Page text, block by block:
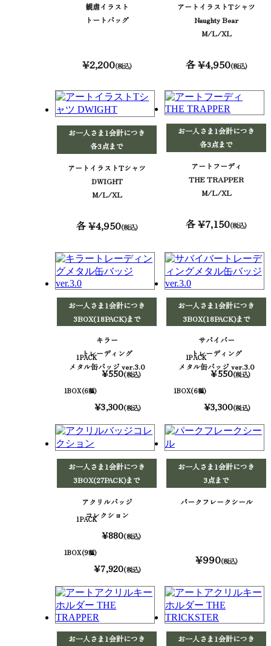
観虐イラスト
トートバッグ
¥2,200(税込)
アートイラストTシャツ
Naughty Bear
M/L/XL
各 ¥4,950(税込)
お一人さま1会計につき
各3点まで
アートイラストTシャツ
DWIGHT
M/L/XL
各 ¥4,950(税込)
お一人さま1会計につき
各3点まで
アートフーディ
THE TRAPPER
M/L/XL
各 ¥7,150(税込)
お一人さま1会計につき
3BOX(18PACK)まで
キラー
トレーディング
メタル缶バッジ ver.3.0
1PACK
¥550(税込)
1BOX(6種)
¥3,300(税込)
お一人さま1会計につき
3BOX(18PACK)まで
サバイバー
トレーディング
メタル缶バッジ ver.3.0
1PACK
¥550(税込)
1BOX(6種)
¥3,300(税込)
お一人さま1会計につき
3BOX(27PACK)まで
アクリルバッジ
コレクション
1PACK
¥880(税込)
1BOX(9種)
¥7,920(税込)
お一人さま1会計につき
3点まで
パークフレークシール
¥990(税込)
お一人さま1会計につき
お一人さま1会計につき